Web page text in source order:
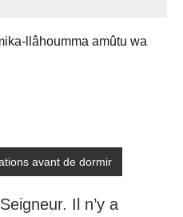
avant de dormir
Il n’y a